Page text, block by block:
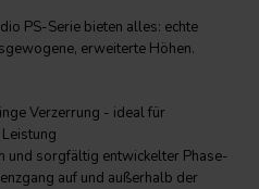
PS-Serie bieten alles: echte
erweiterte Höhen.
Verzerrung - ideal für
und sorgfältig entwickelter Phase-
auf und außerhalb der